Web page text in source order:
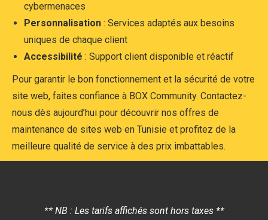
cybermenaces
Personnalisation : Services adaptés aux besoins
uniques de chaque client
Accessibilité : Support client disponible et réactif
Pour garantir le bon fonctionnement et la sécurité de votre
site web, faites confiance à BOX Community. Contactez-
nous dès aujourd’hui pour découvrir nos offres de
maintenance de sites web en Tunisie et profitez de la
meilleure qualité de service à des prix imbattables.
** NB : Les tarifs affichés sont hors taxes **